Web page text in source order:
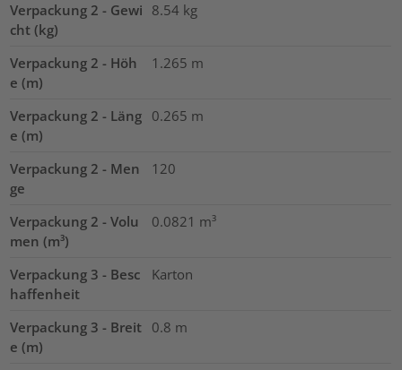
Verpackung 2 - Gewi
cht (kg)
8.54 kg
Verpackung 2 - Höh
e (m)
1.265 m
Verpackung 2 - Läng
e (m)
0.265 m
Verpackung 2 - Men
ge
120
Verpackung 2 - Volu
men (m³)
0.0821 m³
Verpackung 3 - Besc
haffenheit
Karton
Verpackung 3 - Breit
e (m)
0.8 m